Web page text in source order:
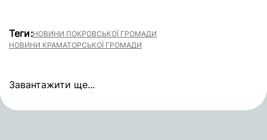
Теги:НОВИНИ ПОКРОВСЬКОЇ ГРОМАДИ
НОВИНИ КРАМАТОРСЬКОЇ ГРОМАДИ
Завантажити ще...